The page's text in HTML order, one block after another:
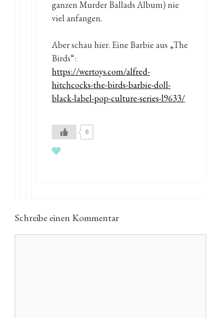
ganzen Murder Ballads Album) nie
viel anfangen.
Aber schau hier. Eine Barbie aus „The
Birds“:
https://wertoys.com/alfred-
hitchcocks-the-birds-barbie-doll-
black-label-pop-culture-series-l9633/
0
Schreibe einen Kommentar